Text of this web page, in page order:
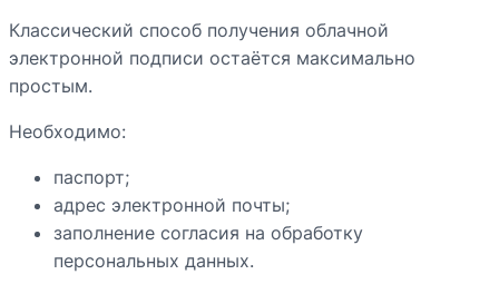
Классический способ получения облачной
электронной подписи остаётся максимально
простым.
Необходимо:
паспорт;
адрес электронной почты;
заполнение согласия на обработку
персональных данных.